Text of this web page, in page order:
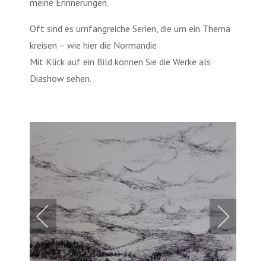
meine Erinnerungen.
Oft sind es umfangreiche Serien, die um ein Thema
kreisen – wie hier die Normandie .
Mit Klick auf ein Bild können Sie die Werke als
Diashow sehen.